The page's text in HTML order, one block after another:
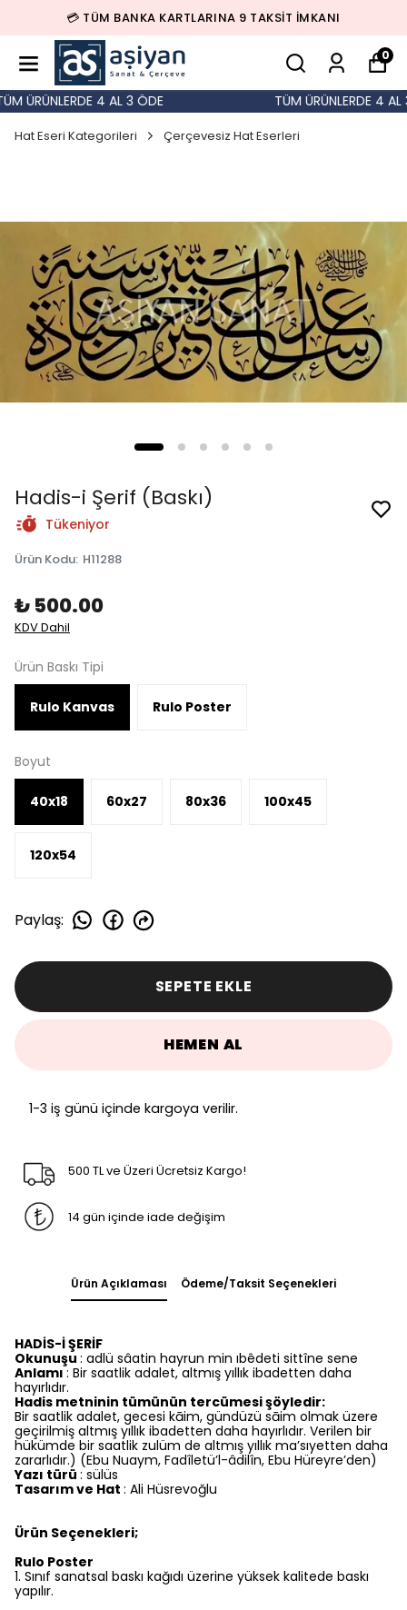
💳 TÜM BANKA KARTLARINA 9 TAKSİT İMKANI
0
ÜRÜNLERDE 4 AL 3 ÖDE TÜM ÜRÜNLERDE 4 AL 3
Hat Eseri Kategorileri Çerçevesiz Hat Eserleri
Hadis-i Şerif (Baskı)
Tükeniyor
Ürün Kodu: H11288
₺ 500.00
KDV Dahil
Ürün Baskı Tipi
Rulo Kanvas Rulo Poster
Boyut
40x18 60x27 80x36 100x45
120x54
Paylaş:
SEPETE EKLE
HEMEN AL
1-3 iş günü içinde kargoya verilir.
500 TL ve Üzeri Ücretsiz Kargo!
14 gün içinde iade değişim
Ürün Açıklaması Ödeme/Taksit Seçenekleri
HADİS-İ ŞERİF
Okunuşu : adlü sâatin hayrun min ıbêdeti sittîne sene
Anlamı : Bir saatlik adalet, altmış yıllık ibadetten daha
hayırlıdır.
Hadis metninin tümünün tercümesi şöyledir:
Bir saatlik adalet, gecesi kāim, gündüzü sāim olmak üzere
geçirilmiş altmış yıllık ibadetten daha hayırlıdır. Verilen bir
hükümde bir saatlik zulüm de altmış yıllık ma’sıyetten daha
zararlıdır.) (Ebu Nuaym, Fadîletü’l-âdilîn, Ebu Hüreyre’den)
Yazı türü : sülüs
Tasarımve Hat : Ali Hüsrevoğlu
Ürün Seçenekleri;
Rulo Poster
1.⁠ ⁠Sınıf sanatsal baskı kağıdı üzerine yüksek kalitede baskı
yapılır.